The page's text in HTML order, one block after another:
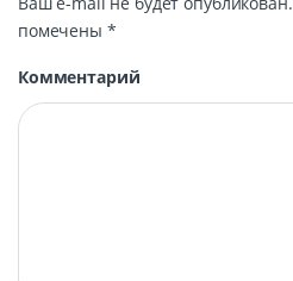
помечены *
Комментарий